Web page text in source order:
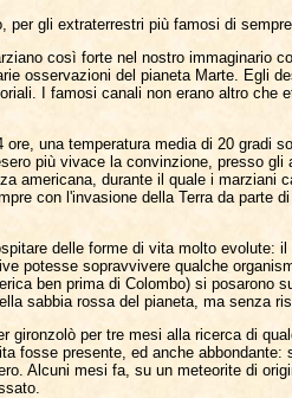
gli extraterrestri più famosi di
così forte nel nostro immaginario
osservazioni del pianeta Marte. Egli
I famosi canali non erano altro
una temperatura media di 20 gradi
più vivace la convinzione, presso
americana, durante il quale i
con l'invasione della Terra da parte
delle forme di vita molto evolute:
potesse sopravvivere qualche
ben prima di Colombo) si posarono
sabbia rossa del pianeta, ma senza
per tre mesi alla ricerca di
presente, ed anche
Alcuni mesi fa, su un meteorite di